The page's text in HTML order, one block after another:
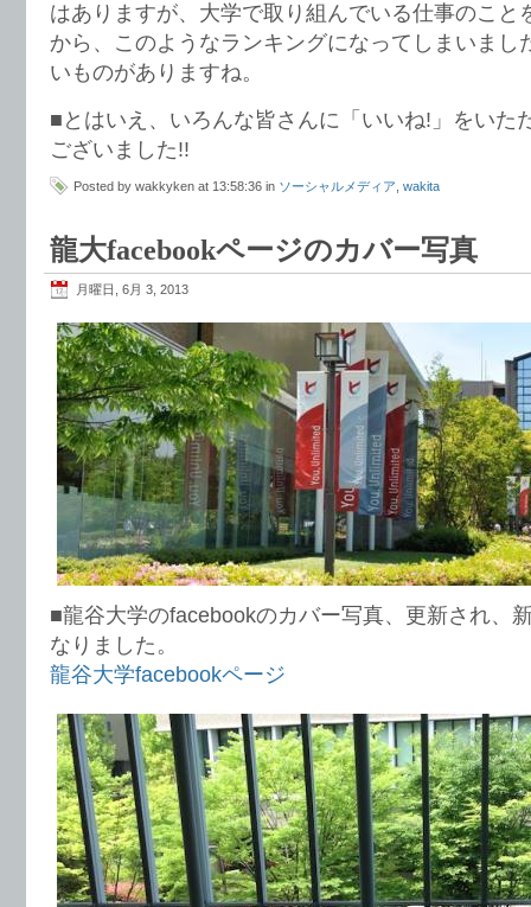
はありますが、大学で取り組んでいる仕事のこと
から、このようなランキングになってしまいまし
いものがありますね。
■とはいえ、いろんな皆さんに「いいね!」をいた
ございました!!
Posted by wakkyken at 13:58:36 in ソーシャルメディア wakita
龍大facebookページのカバー写真
月曜日, 6月 3, 2013
■龍谷大学のfacebookのカバー写真、更新され、
なりました。
龍谷大学facebookページ